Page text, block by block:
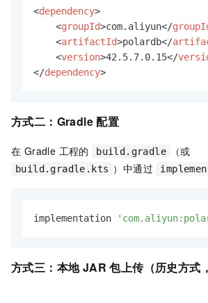
<dependency>
<groupId>com.aliyun</
<artifactId>polardb</
<version>42.5.7.0.15</
</dependency>
方式二：Gradle 配置
在 Gradle 工程的 build.gradle （或
build.gradle.kts ）中通过
implementation
方式三：本地 JAR 包上传（历史方式